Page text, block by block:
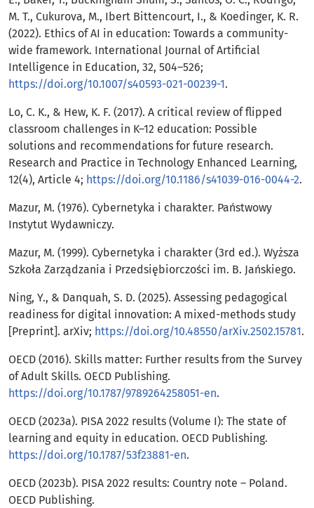
M. T., Cukurova, M., Ibert Bittencourt, I., & Koedinger, K. R.
(2022). Ethics of AI in education: Towards a community-
wide framework. International Journal of Artificial
Intelligence in Education, 32, 504–526;
https://doi.org/10.1007/s40593-021-00239-1.
Lo, C. K., & Hew, K. F. (2017). A critical review of flipped
classroom challenges in K–12 education: Possible
solutions and recommendations for future research.
Research and Practice in Technology Enhanced Learning,
12(4), Article 4; https://doi.org/10.1186/s41039-016-0044-2.
Mazur, M. (1976). Cybernetyka i charakter. Państwowy
Instytut Wydawniczy.
Mazur, M. (1999). Cybernetyka i charakter (3rd ed.). Wyższa
Szkoła Zarządzania i Przedsiębiorczości im. B. Jańskiego.
Ning, Y., & Danquah, S. D. (2025). Assessing pedagogical
readiness for digital innovation: A mixed-methods study
[Preprint]. arXiv; https://doi.org/10.48550/arXiv.2502.15781.
OECD (2016). Skills matter: Further results from the Survey
of Adult Skills. OECD Publishing.
https://doi.org/10.1787/9789264258051-en.
OECD (2023a). PISA 2022 results (Volume I): The state of
learning and equity in education. OECD Publishing.
https://doi.org/10.1787/53f23881-en.
OECD (2023b). PISA 2022 results: Country note – Poland.
OECD Publishing.